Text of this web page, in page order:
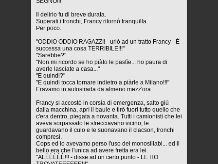
Il delirio fu di breve durata.
Superati i tronchi, Francy ritornò tranquilla.
Per poco.
"ODDIO ODDIO RAGAZZI! - urlò ad un tratto Francy - È
successa una cosa TERRIBILE!!!"
"Sarebbe?"
"Non mi ricordo se ho piàto le pastìe... ho paura di
averle lasciate a casa..."
"E quindi?"
"E quindi tocca tornare indietro a piàrle a Milano!!!"
Eravamo in autostrada da almeno mezz'ora.
Francy si accostò in corsia di emergenza, salto giù
dalla macchina, aprì il baule e tirò fuori tutto quello che
c'era dentro, piegata a novanta. Tutti i camionisti che lei
aveva sorpassato le sfrecciavano vicino, le
guardavano il culo e le suonavano il clacson, tronchi
compresi.
Cops ed io avevamo perso l'uso dei monosillabi... ed il
bello era che l'unica ad avere fretta era lei.
"ALÈÈÈÈÈ!!! - disse ad un certo punto - LE HO